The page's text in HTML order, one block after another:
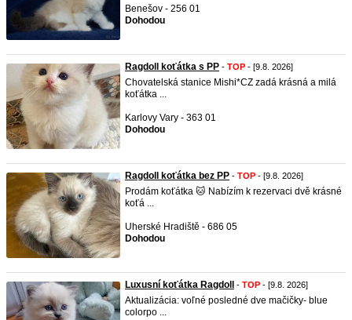
Benešov - 256 01
Dohodou
Ragdoll koťátka s PP - TOP - [9.8. 2026]
Chovatelská stanice Mishi*CZ zadá krásná a milá
koťátka ...
Karlovy Vary - 363 01
Dohodou
Ragdoll koťátka bez PP - TOP - [9.8. 2026]
Prodám koťátka 🐱 Nabízím k rezervaci dvě krásné
koťá ...
Uherské Hradiště - 686 05
Dohodou
Luxusní koťátka Ragdoll - TOP - [9.8. 2026]
Aktualizácia: voľné posledné dve mačičky- blue
colorpo ...